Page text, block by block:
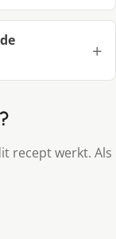
recept werkt. Als